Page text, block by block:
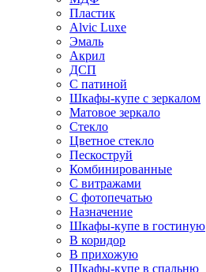
Пластик
Alvic Luxe
Эмаль
Акрил
ДСП
С патиной
Шкафы-купе с зеркалом
Матовое зеркало
Стекло
Цветное стекло
Пескоструй
Комбинированные
С витражами
С фотопечатью
Назначение
Шкафы-купе в гостиную
В коридор
В прихожую
Шкафы-купе в спальню